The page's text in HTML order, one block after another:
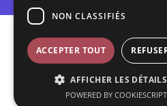
Politique de
Plan du
NON CLASSIFIÉS
ACCEPTER TOUT
AFFICHER LES DÉTAILS
POWERED BY COOKIESCRIPT